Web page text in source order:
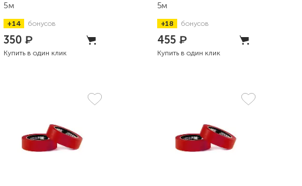
5м
+14 бонусов
350 ₽
Купить в один клик
5м
+18 бонусов
455 ₽
Купить в один клик